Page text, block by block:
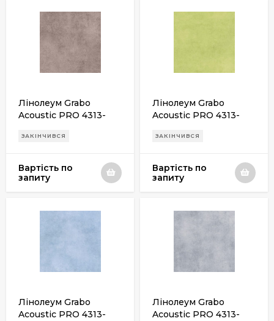
Лінолеум Grabo
Acoustic PRO 4313-
ЗАКІНЧИВСЯ
Вартість по
запиту
Лінолеум Grabo
Acoustic PRO 4313-
ЗАКІНЧИВСЯ
Вартість по
запиту
Лінолеум Grabo
Acoustic PRO 4313-
Лінолеум Grabo
Acoustic PRO 4313-